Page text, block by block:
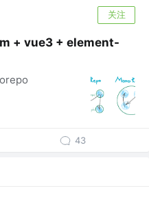
关注
+ vue3 + element-
43